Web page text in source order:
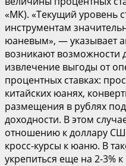
«МК). «Текущий уровень
инструментам
юаневым», — указывает
возникают возможности
извлечение выгоды от
процентных ставках:
китайских юанях,
размещения в рублях
доходности. В этом
отношению к доллару
кросс-курсы к юаню. В
укрепиться еще на 2-3%